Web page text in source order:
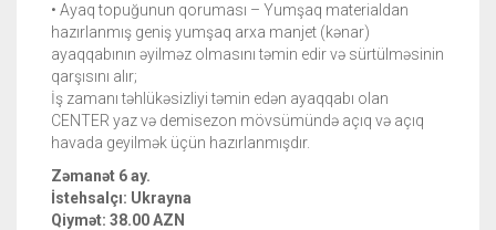
• Ayaq topuğunun qoruması – Yumşaq materialdan
hazırlanmış geniş yumşaq arxa manjet (kənar)
ayaqqabının əyilməz olmasını təmin edir və sürtülməsinin
qarşısını alır;
İş zamanı təhlükəsizliyi təmin edən ayaqqabı olan
CENTER yaz və demisezon mövsümündə açıq və açıq
havada geyilmək üçün hazırlanmışdır.
Zəmanət 6 ay.
İstehsalçı: Ukrayna
Qiymət: 38.00 AZN